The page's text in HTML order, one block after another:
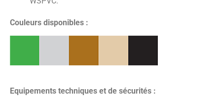
Couleurs disponibles :
Equipements techniques et de sécurités :